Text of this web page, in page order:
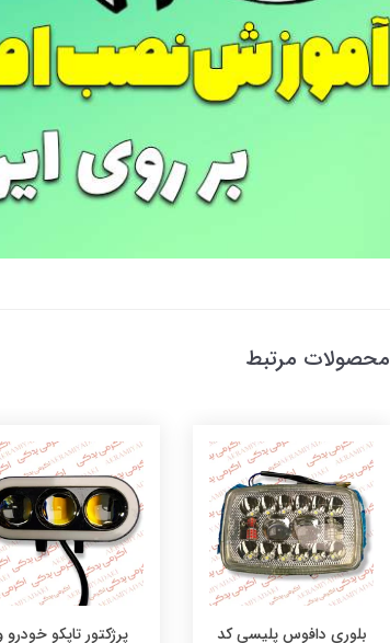
محصولات مرتبط
بلوری دافوس پلیسی کد
پرژکتور تاپکو خودرو